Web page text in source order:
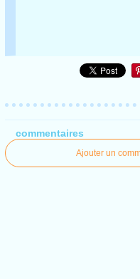
commentaires
Ajouter un